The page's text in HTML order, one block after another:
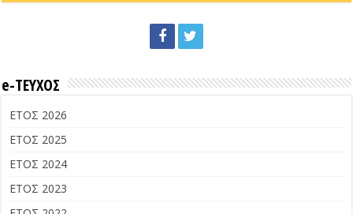
e-ΤΕΥΧΟΣ
ΕΤΟΣ 2026
ΕΤΟΣ 2025
ΕΤΟΣ 2024
ΕΤΟΣ 2023